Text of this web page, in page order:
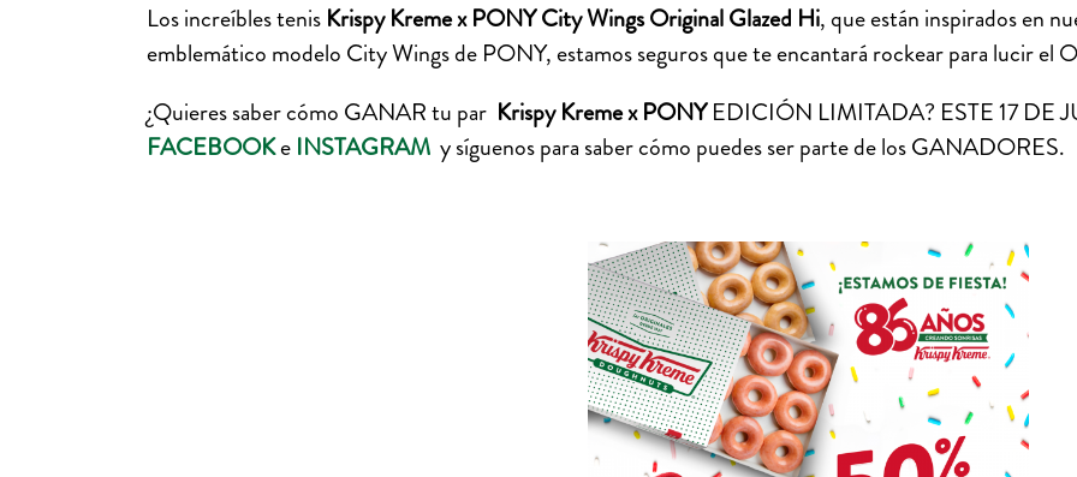
Los increíbles tenis Krispy Kreme x PONY City Wings Original Glazed Hi, que están inspirados en
emblemático modelo City Wings de PONY, estamos seguros que te encantará rockear para lucir el
¿Quieres saber cómo GANAR tu par Krispy Kreme x PONYEDICIÓN LIMITADA? ESTE 17 DE
FACEBOOKe INSTAGRAM y síguenos para saber cómo puedes ser parte de los GANADORES.